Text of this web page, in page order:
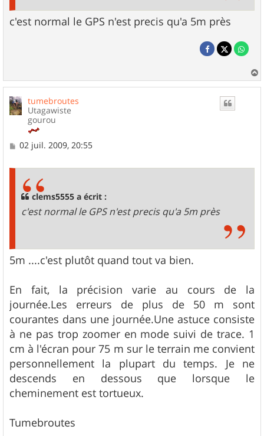
c'est normal le GPS n'est precis qu'a 5m près
a
tumebroutes
Utagawiste
gourou
M
02 juil. 2009, 20:55
clems5555 a écrit :
c'est normal le GPS n'est precis qu'a 5m près
5m ....c'est plutôt quand tout va bien.
En fait, la précision varie au cours de la
journée.Les erreurs de plus de 50 m sont
courantes dans une journée.Une astuce consiste
à ne pas trop zoomer en mode suivi de trace. 1
cm à l'écran pour 75 m sur le terrain me convient
personnellement la plupart du temps. Je ne
descends en dessous que lorsque le
cheminement est tortueux.
Tumebroutes